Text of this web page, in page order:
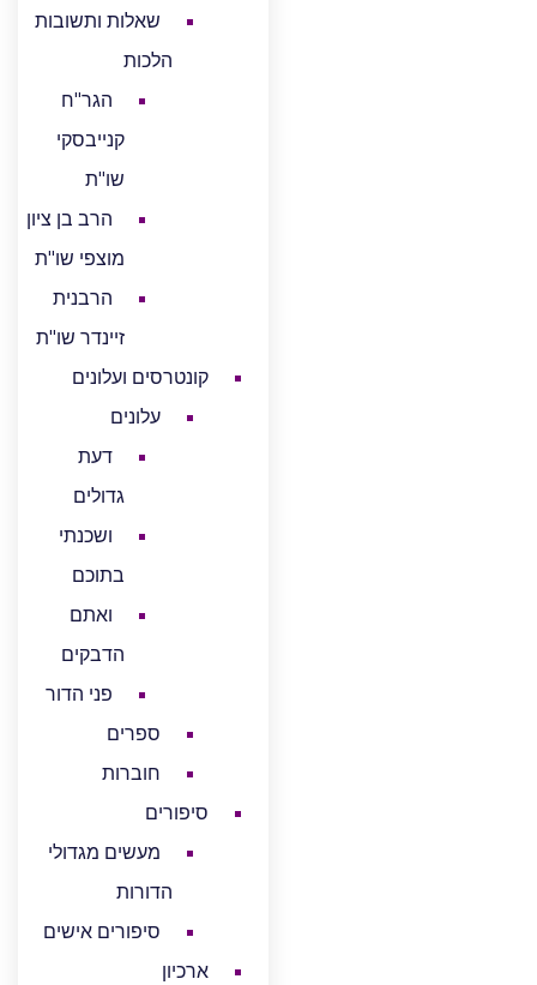
שאלות ותשובות
הלכות
הגר"ח
קנייבסקי
שו"ת
הרב בן ציון
מוצפי שו"ת
הרבנית
זיינדר שו"ת
קונטרסים ועלונים
עלונים
דעת
גדולים
ושכנתי
בתוכם
ואתם
הדבקים
פני הדור
ספרים
חוברות
סיפורים
מעשים מגדולי
הדורות
סיפורים אישים
ארכיון